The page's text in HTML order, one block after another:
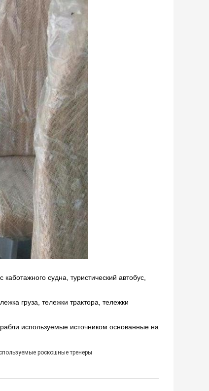
каботажного судна, туристический автобус,
груза, тележки трактора, тележки
используемые источником основанные на
роскошные тренеры